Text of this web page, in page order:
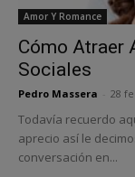
Amor Y Romance
Cómo Atraer
Sociales
Pedro Massera 28
Todavía recuerdo
aprecio así le
conversación en...